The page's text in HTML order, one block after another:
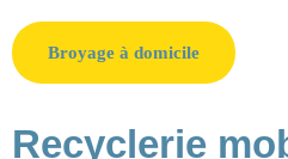
Broyage à domicile
Recyclerie